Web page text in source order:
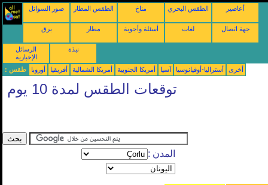
صور السواتل الطقس المطار مناخ الطقس البحري أعاصير
برق مطار أسئلة وأجوبة لغات جهة اتصال
الرسائل
الإخبارية
نبذة
طقس : أوروبا أفريقيا أمريكا الشمالية أمريكا الجنوبية آسيا أستراليا-أوقيانوسيا أخرى
توقعات الطقس لمدة 10 يوم
المدن :